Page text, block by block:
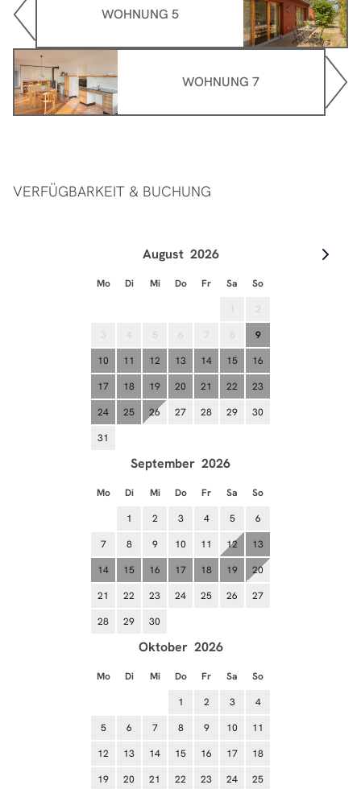
WOHNUNG 5
WOHNUNG 7
VERFÜGBARKEIT & BUCHUNG
August 2026
Mo Di Mi Do Fr Sa
So
1
2
3
4 5 6 7 8
9
10
11 12 13 14 15
16
17
18 19 20 21 22
23
24
25 26 27 28 29
30
31
September 2026
Mo Di Mi Do Fr Sa
So
1
2 3 4 5
6
7
8 9 10 11 12
13
14
15 16 17 18 19
20
21
22 23 24 25 26
27
28
29 30
Oktober 2026
Mo Di Mi Do Fr Sa
So
1
2 3
4
5
6 7 8 9 10
11
12
13 14 15 16 17
18
19
20 21 22 23 24
25